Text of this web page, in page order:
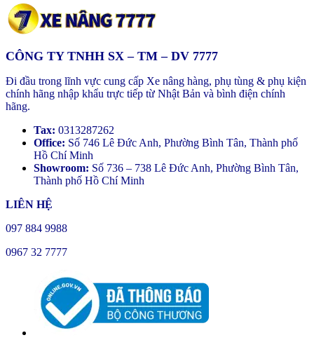
CÔNG TY TNHH SX – TM – DV 7777
Đi đầu trong lĩnh vực cung cấp Xe nâng hàng, phụ tùng & phụ kiện
chính hãng nhập khẩu trực tiếp từ Nhật Bản và bình điện chính
hãng.
Tax: 0313287262
Office: Số 746 Lê Đức Anh, Phường Bình Tân, Thành phố
Hồ Chí Minh
Showroom: Số 736 – 738 Lê Đức Anh, Phường Bình Tân,
Thành phố Hồ Chí Minh
LIÊN HỆ
097 884 9988
0967 32 7777